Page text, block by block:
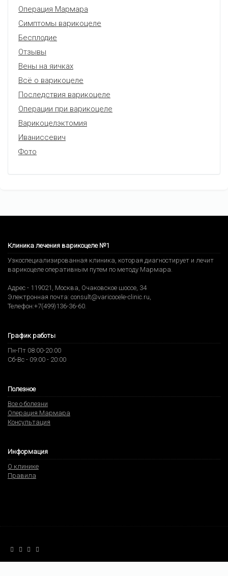
Операция Мармара
Симптомы варикоцеле
Бесплодие
Отзывы
Вены на яичках
Всё о варикоцеле
Последствия варикоцеле
Операции при варикоцеле
Варикоцелэктомия
Иваниссевич
Фото
Клиника лечения варикоцеле №1
Узкоспециализированная клиника, которая диагностирует и лечит
варикоцеле оперативным путем по методу Мармара.
Адрес - 119021 Москва Очаковское шоссе, 34
Электронная почта: consult@varicocele-clinic.ru
Телефон:+7(499)136-36-60
График работы
Пн-Пт 08:00-20:00
Сб-Вс - 09:00 - 20:00
Полезное
Все о болезни
Операция Мармара
Консультация
Информация
О клинике
Правила